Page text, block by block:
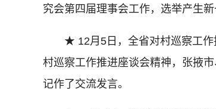
究会第四届理事会工作，选举产生新
★ 12月5日，全省对村巡察工作
村巡察工作推进座谈会精神，张掖
记作了交流发言。